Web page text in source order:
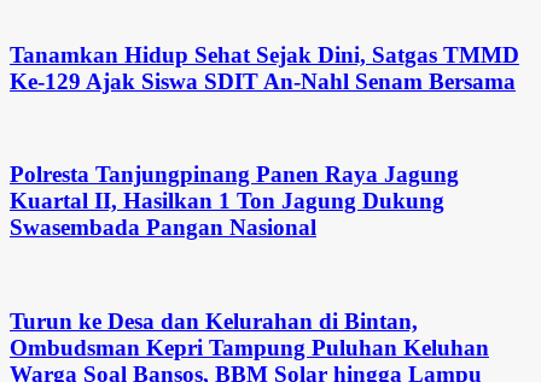
Tanamkan Hidup Sehat Sejak Dini, Satgas TMMD
Ke-129 Ajak Siswa SDIT An-Nahl Senam Bersama
Polresta Tanjungpinang Panen Raya Jagung
Kuartal II, Hasilkan 1 Ton Jagung Dukung
Swasembada Pangan Nasional
Turun ke Desa dan Kelurahan di Bintan,
Ombudsman Kepri Tampung Puluhan Keluhan
Warga Soal Bansos, BBM Solar hingga Lampu